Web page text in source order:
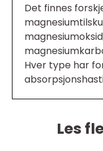
Det finnes
Hver type har
Les